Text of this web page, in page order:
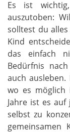
Es ist
auszutoben:
solltest du
Kind
das einfach
Bedürfnis
auch
wo es möglich
Jahre ist es
selbst zu
gemeinsamen